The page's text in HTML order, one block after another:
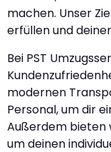
machen. Unser
erfüllen und
Bei PST
modernen
Personal, um dir
Außerdem bieten
um deinen